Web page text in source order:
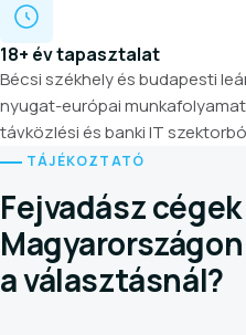
18+ év tapasztalat
Bécsi székhely és budapesti
nyugat-európai
távközlési és banki IT
TÁJÉKOZTATÓ
Fejvadász cégek
a választásnál?